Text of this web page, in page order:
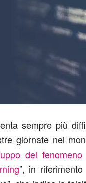
sempre più
giornate nel
del fenomeno
”, in